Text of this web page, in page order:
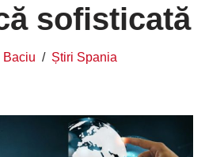
sofisticată
Baciu Știri Spania